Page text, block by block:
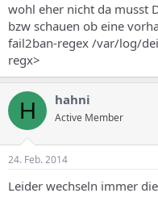
wohl eher nicht da musst
bzw schauen ob eine
fail2ban-regex /var/log/
regx>
H hahni
Active Member
24. Feb. 2014
Leider wechseln immer